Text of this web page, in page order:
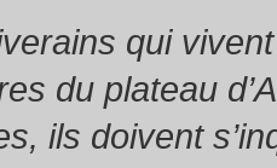
qui
du plateau
ils doivent